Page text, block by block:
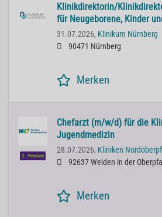
Klinikdirektorin/
für Neugeborene, Kinder
31.07.2026, Klinikum Nürnberg
90471 Nürnberg
Merken
Premium
Chefarzt (m/w/d) für die
Jugendmedizin
28.07.2026, Kliniken
92637 Weiden in der
Merken